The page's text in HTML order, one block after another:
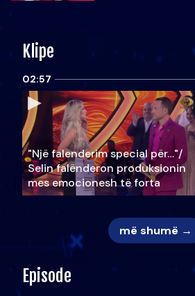
Klipe
02:57
"Një falenderim special për…"/
Selin falënderon produksionin
mes emocionesh të forta
më shumë →
Episode